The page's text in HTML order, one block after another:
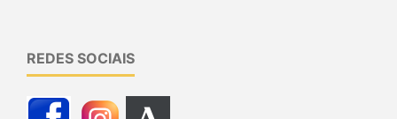
REDES SOCIAIS